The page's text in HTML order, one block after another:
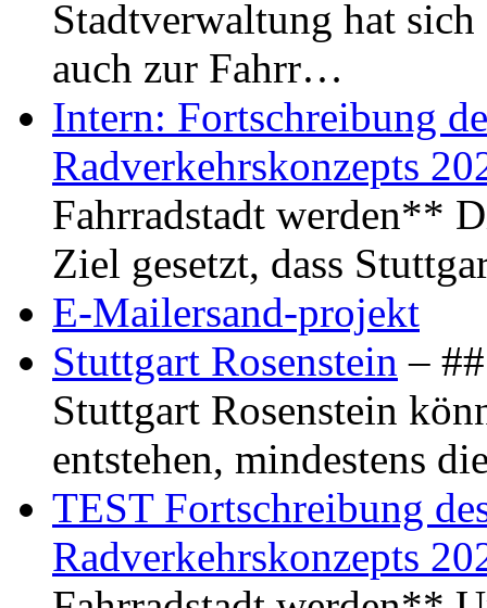
Stadtverwaltung hat
auch zur Fahrr…
Intern: Fortschreibung
Radverkehrskonzepts
Fahrradstadt werden**
Ziel gesetzt, dass
E-Mailersand-projekt
Stuttgart Rosenstein –
Stuttgart Rosenstein
entstehen, mindestens
TEST Fortschreibung
Radverkehrskonzepts